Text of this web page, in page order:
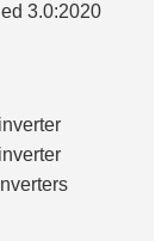
3.0:2020